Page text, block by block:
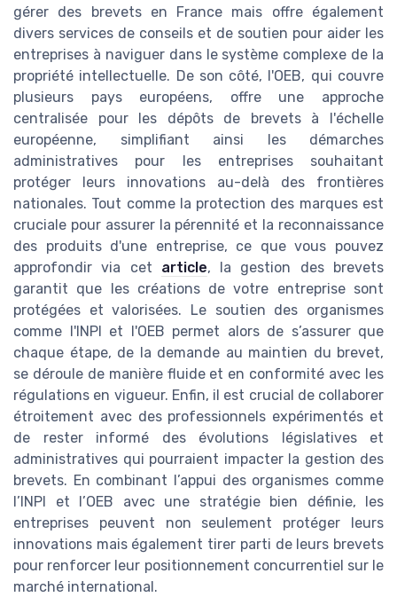
gérer des brevets en France mais offre également
divers services de conseils et de soutien pour aider les
entreprises à naviguer dans le système complexe de la
propriété intellectuelle. De son côté, l'OEB, qui couvre
plusieurs pays européens, offre une approche
centralisée pour les dépôts de brevets à l'échelle
européenne, simplifiant ainsi les démarches
administratives pour les entreprises souhaitant
protéger leurs innovations au-delà des frontières
nationales. Tout comme la protection des marques est
cruciale pour assurer la pérennité et la reconnaissance
des produits d'une entreprise, ce que vous pouvez
approfondir via cet article, la gestion des brevets
garantit que les créations de votre entreprise sont
protégées et valorisées. Le soutien des organismes
comme l'INPI et l'OEB permet alors de s’assurer que
chaque étape, de la demande au maintien du brevet,
se déroule de manière fluide et en conformité avec les
régulations en vigueur. Enfin, il est crucial de collaborer
étroitement avec des professionnels expérimentés et
de rester informé des évolutions législatives et
administratives qui pourraient impacter la gestion des
brevets. En combinant l’appui des organismes comme
l’INPI et l’OEB avec une stratégie bien définie, les
entreprises peuvent non seulement protéger leurs
innovations mais également tirer parti de leurs brevets
pour renforcer leur positionnement concurrentiel sur le
marché international.